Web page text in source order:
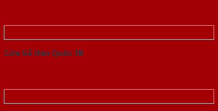
Cửa Gỗ Hàn Quốc 1B